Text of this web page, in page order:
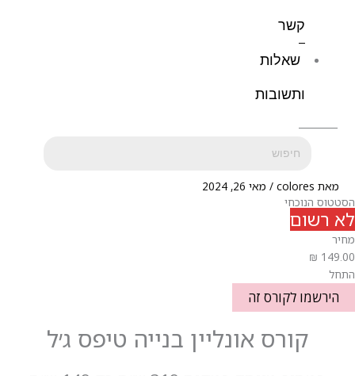
קשר
שאלות
ותשובות
מאת colores
/ מאי 26, 2024
הסטטוס הנוכחי
לא רשום
מחיר
התחל
הירשמו לקורס זה
קורס אונליין בנייה טיפס ג׳ל